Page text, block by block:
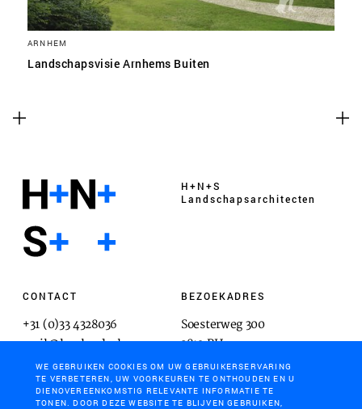
ARNHEM
Landschapsvisie Arnhems Buiten
H+N+S
Landschaps­architecten
CONTACT
+31 (0)33 4328036
mail@hnsland.nl
BEZOEKADRES
Soesterweg 300
3812 BH
Amersfoort
WE GEBRUIKEN COOKIES OM UW GEBRUIKERSERVARING
TE VERBETEREN, UW VOORKEUREN TE ONTHOUDEN EN U
DIENOVEREENKOMSTIG RELEVANTE INFORMATIE TE
TONEN. DOOR DEZE WEBSITE TE BLIJVEN GEBRUIKEN,